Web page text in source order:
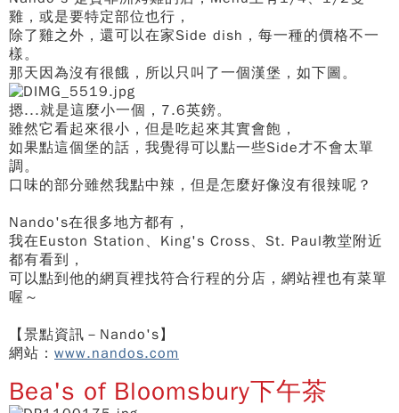
雞，或是要特定部位也行，
除了雞之外，還可以在家Side dish，每一種的價格不一
樣。
那天因為沒有很餓，所以只叫了一個漢堡，如下圖。
摁...就是這麼小一個，7.6英鎊。
雖然它看起來很小，但是吃起來其實會飽，
如果點這個堡的話，我覺得可以點一些Side才不會太單
調。
口味的部分雖然我點中辣，但是怎麼好像沒有很辣呢？
Nando's在很多地方都有，
我在Euston Station、King's Cross、St. Paul教堂附近
都有看到，
可以點到他的網頁裡找符合行程的分店，網站裡也有菜單
喔～
【景點資訊－Nando's】
網站： www.nandos.com
Bea's of Bloomsbury下午茶